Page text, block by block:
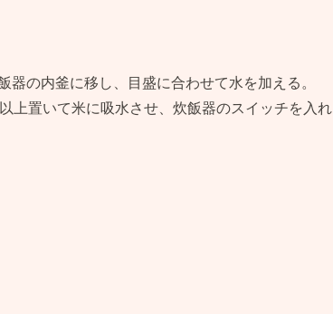
器の内釜に移し、目盛に合わせて水を加える。
上置いて米に吸水させ、炊飯器のスイッチを入れ